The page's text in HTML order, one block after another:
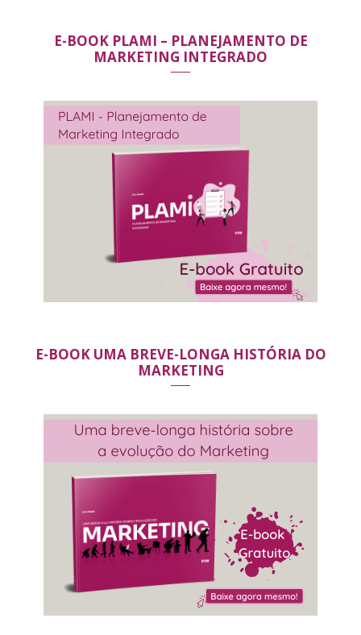
E-BOOK PLAMI – PLANEJAMENTO DE
MARKETING INTEGRADO
E-BOOK UMA BREVE-LONGA HISTÓRIA DO
MARKETING